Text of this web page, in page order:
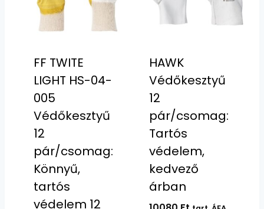
FF TWITE
LIGHT HS-04-
005
Védőkesztyű
12
pár/csomag:
Könnyű,
tartós
védelem 12
HAWK
Védőkesztyű
12
pár/csomag:
Tartós
védelem,
kedvező
árban